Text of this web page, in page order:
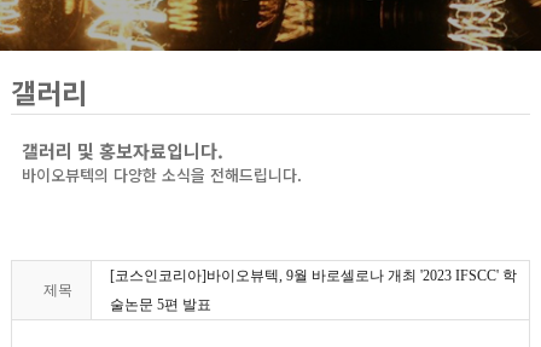
갤러리
갤러리 및 홍보자료입니다.
바이오뷰텍의 다양한 소식을 전해드립니다.
제목
[코스인코리아]바이오뷰텍, 9월 바로셀로나 개최 '2023 IFSCC' 학
술논문 5편 발표